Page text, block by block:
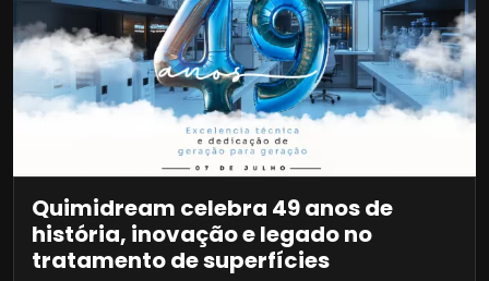
Quimidream celebra 49 anos de
história, inovação e legado no
tratamento de superfícies